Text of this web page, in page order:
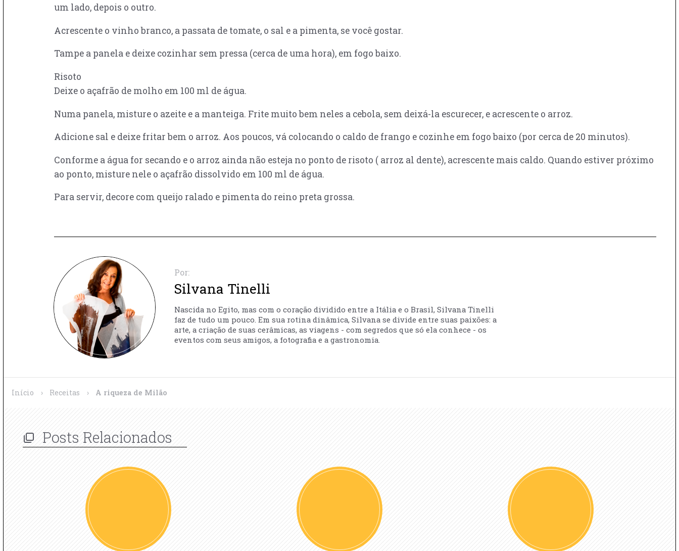
um lado, depois o outro.
Acrescente o vinho branco, a passata de tomate, o sal e a pimenta, se você gostar.
Tampe a panela e deixe cozinhar sem pressa (cerca de uma hora), em fogo baixo.
Risoto
Deixe o açafrão de molho em 100 ml de água.
Numa panela, misture o azeite e a manteiga. Frite muito bem neles a cebola, sem deixá-la escurecer, e acrescente o arroz.
Adicione sal e deixe fritar bem o arroz. Aos poucos, vá colocando o caldo de frango e cozinhe em fogo baixo (por cerca de 20 minutos).
Conforme a água for secando e o arroz ainda não esteja no ponto de risoto ( arroz al dente), acrescente mais caldo. Quando estiver próximo
ao ponto, misture nele o açafrão dissolvido em 100 ml de água.
Para servir, decore com queijo ralado e pimenta do reino preta grossa.
Por:
Silvana Tinelli
Nascida no Egito, mas com o coração dividido entre a Itália e o Brasil, Silvana Tinelli
faz de tudo um pouco. Em sua rotina dinâmica, Silvana se divide entre suas paixões: a
arte, a criação de suas cerâmicas, as viagens - com segredos que só ela conhece - os
eventos com seus amigos, a fotografia e a gastronomia.
Início › Receitas › A riqueza de Milão
Posts Relacionados